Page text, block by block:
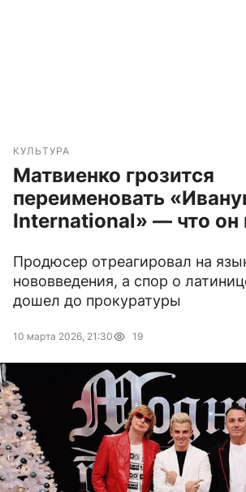
КУЛЬТУРА
Матвиенко грозится
переименовать
International» — что он
Продюсер отреагировал на
нововведения, а спор о
дошел до прокуратуры
10 марта 2026, 21:30 19